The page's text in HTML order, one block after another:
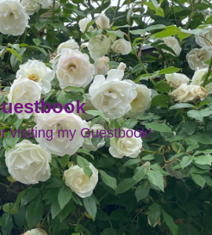
visiting my Guestbook!